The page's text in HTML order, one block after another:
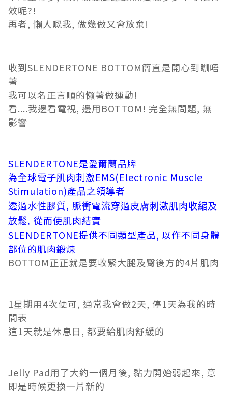
效呢?!
再者, 懶人嘅我, 做幾做又會放棄!
收到SLENDERTONE BOTTOM簡直是開心到瞓唔
著
我可以名正言順的懶著做運動!
看....我邊看電視, 邊用BOTTOM! 完全無問題, 無
影響
SLENDERTONE是愛爾蘭品牌
為全球電子肌肉刺激EMS(Electronic Muscle
Stimulation)產品之領導者
透過水性膠質, 脈衝電流穿過皮膚刺激肌肉收縮及
放鬆, 從而使肌肉結實
SLENDERTONE提供不同類型產品, 以作不同身體
部位的肌肉鍛煉
BOTTOM正正就是要收緊大腿及臀後方的4片肌肉
1星期用4次便可, 通常我會做2天, 停1天為我的時
間表
這1天就是休息日, 都要給肌肉舒緩的
Jelly Pad用了大約一個月後, 黏力開始弱起來, 意
即是時候更換一片新的